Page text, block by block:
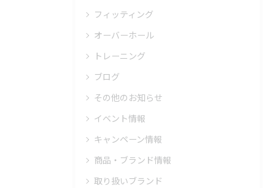
フィッティング
オーバーホール
トレーニング
ブログ
その他のお知らせ
イベント情報
キャンペーン情報
商品・ブランド情報
取り扱いブランド